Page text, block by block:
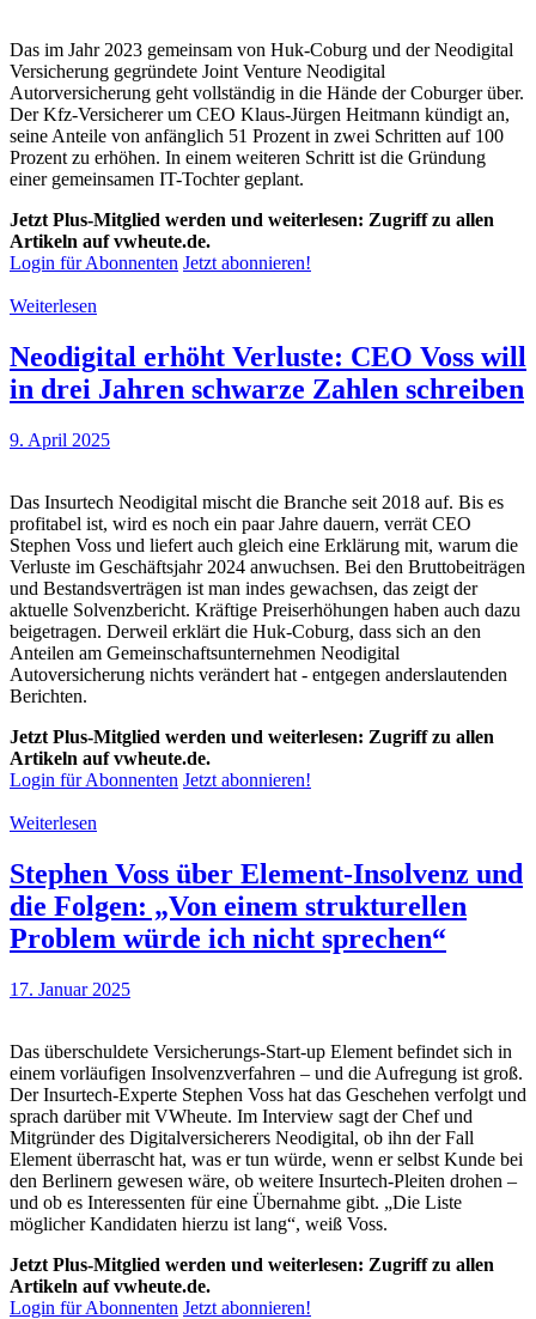
Das im Jahr 2023 gemeinsam von Huk-Coburg und der Neodigital
Versicherung gegründete Joint Venture Neodigital
Autorversicherung geht vollständig in die Hände der Coburger über.
Der Kfz-Versicherer um CEO Klaus-Jürgen Heitmann kündigt an,
seine Anteile von anfänglich 51 Prozent in zwei Schritten auf 100
Prozent zu erhöhen. In einem weiteren Schritt ist die Gründung
einer gemeinsamen IT-Tochter geplant.
Jetzt Plus-Mitglied werden und weiterlesen: Zugriff zu allen
Artikeln auf vwheute.de.
Login für Abonnenten Jetzt abonnieren!
Weiterlesen
Neodigital erhöht Verluste: CEO Voss will
in drei Jahren schwarze Zahlen schreiben
9. April 2025
Das Insurtech Neodigital mischt die Branche seit 2018 auf. Bis es
profitabel ist, wird es noch ein paar Jahre dauern, verrät CEO
Stephen Voss und liefert auch gleich eine Erklärung mit, warum die
Verluste im Geschäftsjahr 2024 anwuchsen. Bei den Bruttobeiträgen
und Bestandsverträgen ist man indes gewachsen, das zeigt der
aktuelle Solvenzbericht. Kräftige Preiserhöhungen haben auch dazu
beigetragen. Derweil erklärt die Huk-Coburg, dass sich an den
Anteilen am Gemeinschaftsunternehmen Neodigital
Autoversicherung nichts verändert hat - entgegen anderslautenden
Berichten.
Jetzt Plus-Mitglied werden und weiterlesen: Zugriff zu allen
Artikeln auf vwheute.de.
Login für Abonnenten Jetzt abonnieren!
Weiterlesen
Stephen Voss über Element-Insolvenz und
die Folgen: „Von einem strukturellen
Problem würde ich nicht sprechen“
17. Januar 2025
Das überschuldete Versicherungs-Start-up Element befindet sich in
einem vorläufigen Insolvenzverfahren – und die Aufregung ist groß.
Der Insurtech-Experte Stephen Voss hat das Geschehen verfolgt und
sprach darüber mit VWheute. Im Interview sagt der Chef und
Mitgründer des Digitalversicherers Neodigital, ob ihn der Fall
Element überrascht hat, was er tun würde, wenn er selbst Kunde bei
den Berlinern gewesen wäre, ob weitere Insurtech-Pleiten drohen –
und ob es Interessenten für eine Übernahme gibt. „Die Liste
möglicher Kandidaten hierzu ist lang“, weiß Voss.
Jetzt Plus-Mitglied werden und weiterlesen: Zugriff zu allen
Artikeln auf vwheute.de.
Login für Abonnenten Jetzt abonnieren!